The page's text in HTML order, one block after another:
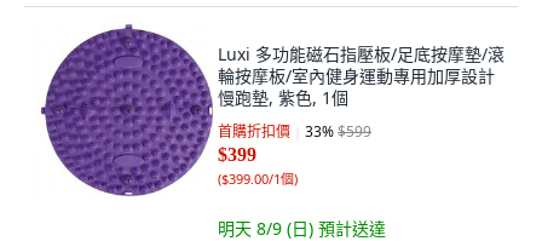
Luxi 多功能磁石指壓板/足底按摩墊/滾
輪按摩板/室內健身運動專用加厚設計
慢跑墊, 紫色, 1個
首購折扣價 33%$599
$399
($399.00/1個)
明天 8/9 (日) 預計送達